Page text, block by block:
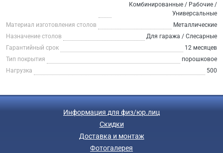
Комбинированные / Рабочие /
Универсальные
Материал изготовления столов
Металлические
Назначение столов
Для гаража / Слесарные
Гарантийный срок
12 месяцев
Тип покрытия
порошковое
Нагрузка
500
Информация для физ/юр.лиц
Скидки
Доставка и монтаж
Фотогалерея